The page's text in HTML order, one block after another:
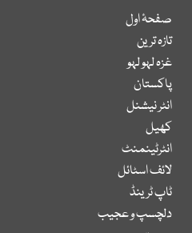
صفحۂ اول
تازہ ترین
غزہ لہو لہو
پاکستان
انٹر نیشنل
کھیل
انٹرٹینمنٹ
لائف اسٹائل
ٹاپ ٹرینڈ
دلچسپ و عجیب